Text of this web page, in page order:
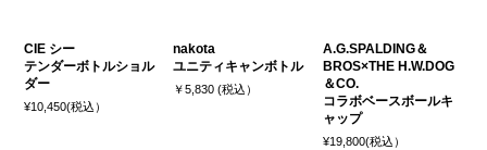
CIE シー
テンダーボトルショル
ダー
¥10,450(税込）
nakota
ユニティキャンボトル
￥5,830 (税込）
A.G.SPALDING＆
BROS×THE H.W.DOG
＆CO.
コラボベースボールキ
ャップ
¥19,800(税込）